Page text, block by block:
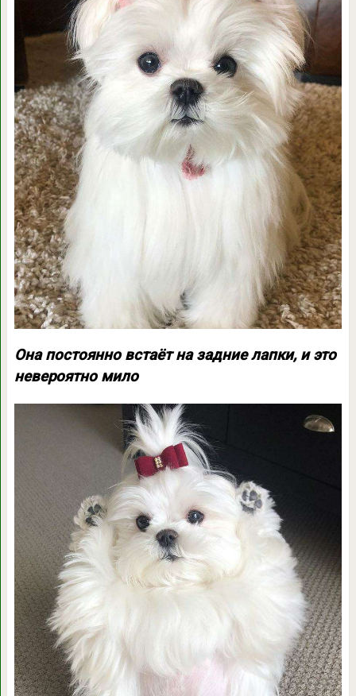
Она постоянно встаёт на задние лапки, и это
невероятно мило